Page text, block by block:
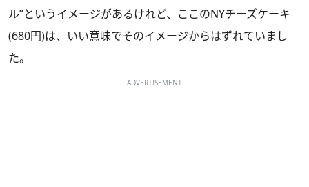
ル”というイメージがあるけれど、ここのNYチーズケーキ
(680円)は、いい意味でそのイメージからはずれていまし
た。
ADVERTISEMENT